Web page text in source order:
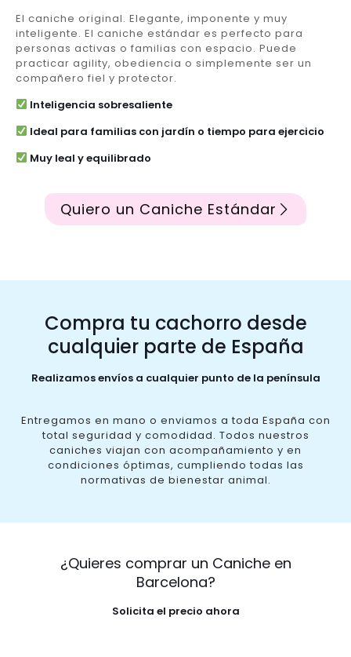
El caniche original. Elegante, imponente y muy
inteligente. El caniche estándar es perfecto para
personas activas o familias con espacio. Puede
practicar agility, obediencia o simplemente ser un
compañero fiel y protector.
Inteligencia sobresaliente
Ideal para familias con jardín o tiempo para ejercicio
Muy leal y equilibrado
Quiero un Caniche Estándar
Compra tu cachorro desde
cualquier parte de España
Realizamos envíos a cualquier punto de la península
Entregamos en mano o enviamos a toda España con
total seguridad y comodidad. Todos nuestros
caniches viajan con acompañamiento y en
condiciones óptimas, cumpliendo todas las
normativas de bienestar animal.
¿Quieres comprar un Caniche en
Barcelona?
Solicita el precio ahora